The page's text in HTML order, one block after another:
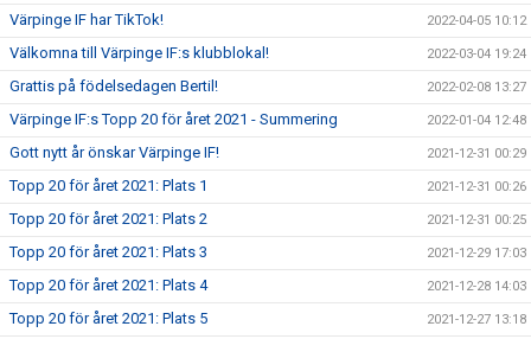
Värpinge IF har TikTok! 2022-04-05 10:12
Välkomna till Värpinge IF:s klubblokal! 2022-03-04 19:24
Grattis på födelsedagen Bertil! 2022-02-08 13:27
Värpinge IF:s Topp 20 för året 2021 - Summering 2022-01-04 12:48
Gott nytt år önskar Värpinge IF! 2021-12-31 00:29
Topp 20 för året 2021: Plats 1 2021-12-31 00:26
Topp 20 för året 2021: Plats 2 2021-12-31 00:25
Topp 20 för året 2021: Plats 3 2021-12-29 17:03
Topp 20 för året 2021: Plats 4 2021-12-28 14:03
Topp 20 för året 2021: Plats 5 2021-12-27 13:18